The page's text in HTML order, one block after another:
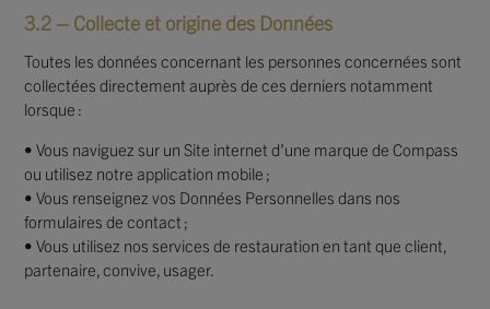
3.2 – Collecte et origine des Données
Toutes les données concernant les personnes concernées sont
collectées directement auprès de ces derniers notamment
lorsque :
• Vous naviguez sur un Site internet d’une marque de Compass
ou utilisez notre application mobile ;
• Vous renseignez vos Données Personnelles dans nos
formulaires de contact ;
• Vous utilisez nos services de restauration en tant que client,
partenaire, convive, usager.